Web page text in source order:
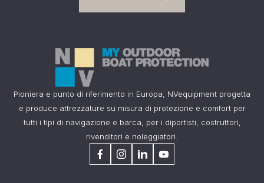
Pioniera e punto di riferimento in Europa, NVequipment progetta
e produce attrezzature su misura di protezione e comfort per
tutti i tipi di navigazione e barca, per i diportisti, costruttori,
rivenditori e noleggiatori.